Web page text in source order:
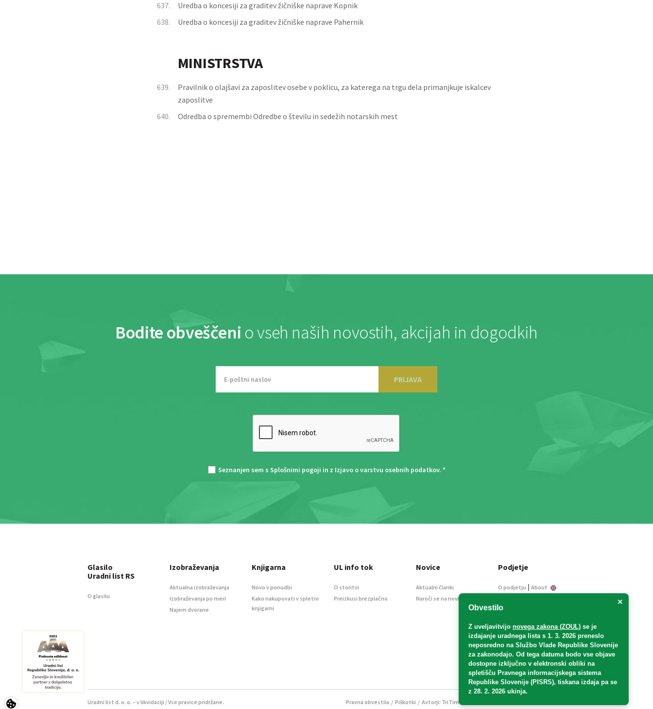
637.
Uredba o koncesiji za graditev žičniške naprave Kopnik
638.
Uredba o koncesiji za graditev žičniške naprave Pahernik
MINISTRSTVA
639.
Pravilnik o olajšavi za zaposlitev osebe v poklicu, za katerega na trgu dela primanjkuje iskalcev
zaposlitve
640.
Odredba o spremembi Odredbe o številu in sedežih notarskih mest
Bodite obveščeni o vseh naših novostih, akcijah in dogodkih
PRIJAVA
Seznanjen sem s Splošnimi pogoji in z Izjavo o varstvu osebnih podatkov. *
×
Obvestilo
Z uveljavitvijo novega zakona (ZOUL) se je
izdajanje uradnega lista s 1. 3. 2026 preneslo
neposredno na Službo Vlade Republike Slovenije
za zakonodajo. Od tega datuma bodo vse objave
dostopne izključno v elektronski obliki na
spletišču Pravnega informacijskega sistema
Republike Slovenije (PISRS), tiskana izdaja pa se
z 28. 2. 2026 ukinja.
Glasilo
Uradni list RS
O glasilu
Izobraževanja
Aktualna izobraževanja
Izobraževanja po meri
Najem dvorane
Knjigarna
Novo v ponudbi
Kako nakupovati v spletni
knjigarni
UL info tok
O storitvi
Preizkusi brezplačno
Novice
Aktualni članki
Naroči se na novice
Podjetje
O podjetju | About
Informacije javnega
Oglaševanje
Splošni pogoji
Izjava o varstvu osebnih
podatkov
E-dražbe
Uradni list d. o. o. – v likvidaciji / Vse pravice pridržane. Pravna obvestila / Piškotki / Avtorji: TriTim spletna agencija